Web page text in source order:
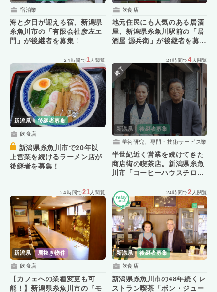
宿泊業
海と夕日が迎える宿、新潟県
糸魚川市の「有限会社彦左エ
門」が後継者を募集！
飲食店
地元住民にも人気のある居酒
屋、新潟県糸魚川駅前の「居
酒屋 源兵衛」が後継者を募
24時間で1人閲覧
新潟県 後継者募集
飲食店
上営業を続けるラーメン店が
後継者を募集！
24時間で4 人閲覧
終了
新潟県 後継者募集
学術研究、専門・技術サービス業
半世紀近く営業を続けてきた
商店街の喫茶店。新潟県糸魚
川市「コーヒーハウスチロ
24時間で21人閲覧
新潟県 居抜き物件
飲食店
【カフェへの業種変更も可
能！】新潟県糸魚川市の『モ
24時間で2 人閲覧
新潟県 後継者募集
飲食店
新潟県糸魚川市の48年続くレ
ストラン喫茶「ボン・ジュー